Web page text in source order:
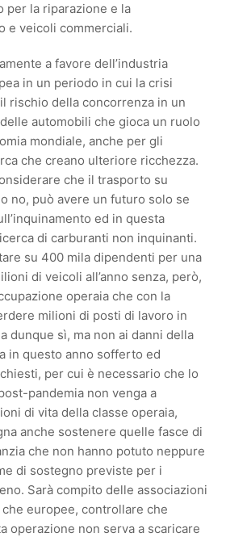
per la riparazione e la
e veicoli commerciali.
a favore dell’industria
in un periodo in cui la crisi
rischio della concorrenza in un
automobili che gioca un ruolo
mondiale, anche per gli
che creano ulteriore ricchezza.
che il trasporto su
no, può avere un futuro solo se
ed in questa
di carburanti non inquinanti.
su 400 mila dipendenti per una
di veicoli all’anno senza, però,
operaia che con la
milioni di posti di lavoro in
dunque sì, ma non ai danni della
in questo anno sofferto ed
per cui è necessario che lo
pandemia non venga a
di vita della classe operaia,
anche sostenere quelle fasce di
che non hanno potuto neppure
di sostegno previste per i
Sarà compito delle associazioni
europee, controllare che
operazione non serva a scaricare